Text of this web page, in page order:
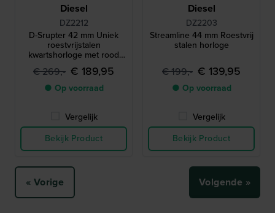
Diesel
DZ2212
D-Srupter 42 mm Uniek
roestvrijstalen
kwartshorloge met rood
iriserend mineraalglas
€ 269,- € 189,95
● Op voorraad
Vergelijk
Bekijk Product
Diesel
DZ2203
Streamline 44 mm Roestvrij
stalen horloge
€ 199,- € 139,95
● Op voorraad
Vergelijk
Bekijk Product
« Vorige Volgende »